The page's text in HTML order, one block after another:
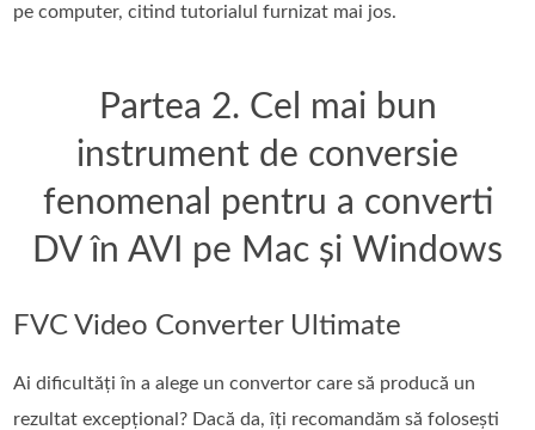
pe computer, citind tutorialul furnizat mai jos.
Partea 2. Cel mai bun
instrument de conversie
fenomenal pentru a converti
DV în AVI pe Mac și Windows
FVC Video Converter Ultimate
Ai dificultăți în a alege un convertor care să producă un
rezultat excepțional? Dacă da, îți recomandăm să folosești